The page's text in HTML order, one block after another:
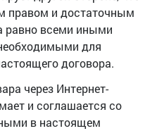
правом и достаточным
равно всеми иными
для
договора.
через Интернет-
и соглашается со
в настоящем